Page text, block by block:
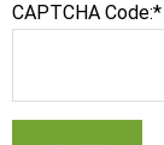
CAPTCHA Code:*